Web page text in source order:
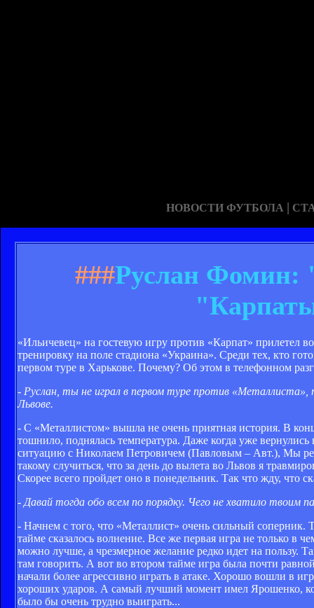
НОВОСТИ ФУТБОЛА |
###Руслан Фомин:
«Ильичевец» на гостевую игру против «Карпат» прилетел
тренировку на поле стадиона «Украина». Среди тех, кто
первом туре в Харькове. Почему? Об этом в телефонном
- Руслан, ты не играл в первом туре против
Львове.
- С «Металлистом» вышла не очень приятная история. В
тошнило, поднялась температура. Даже когда уже
ситуацию с Николаем Петровичем (Павловым – Авт.), Мы
такому случиться, что за день до вылета во Львов я
Скорее всего пройдет оно в понедельник. Так что жду, что
- Давай тогда обо всем по порядку. Чего не хватило
- Начнем с того, что «Металлист» очень сильный соперник.
тайме сказалось волнение. Все же первая игра не только в
можно лучше, а чрезмерное желание редко идет на пользу.
там говорить. А вот во втором тайме игра была почти
начали более агрессивно играть в атаке. Хорошо вошли в
хороших ударов. А самый лучший момент имел Ярошенко,
было бы очень трудно выиграть...